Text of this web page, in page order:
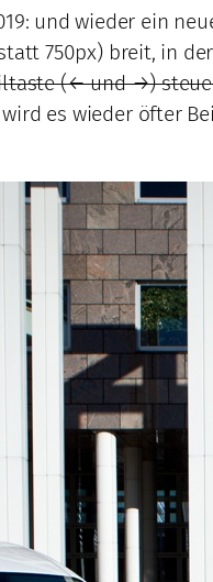
und wieder ein
750px) breit, in
(← und →)
es wieder öfter